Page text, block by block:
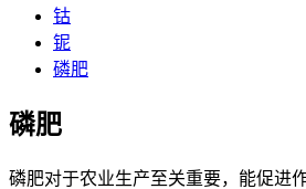
钴
铌
磷肥
磷肥
磷肥对于农业生产至关重要，能促进